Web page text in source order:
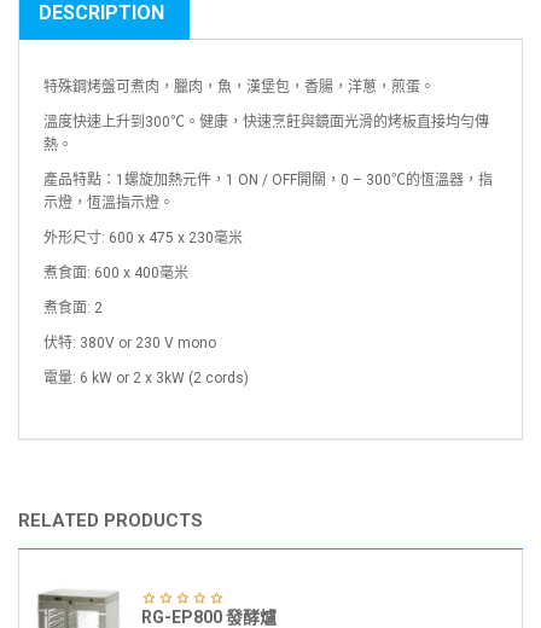
DESCRIPTION
特殊鋼烤盤可煮肉，臘肉，魚，漢堡包，香腸，洋蔥，煎蛋。
溫度快速上升到300℃。健康，快速烹飪與鏡面光滑的烤板直接均勻傳
熱。
產品特點：1螺旋加熱元件，1 ON / OFF開關，0 – 300℃的恆溫器，指
示燈，恆溫指示燈。
外形尺寸: 600 x 475 x 230毫米
煮食面: 600 x 400毫米
煮食面: 2
伏特: 380V or 230 V mono
電量: 6 kW or 2 x 3kW (2 cords)
RELATED PRODUCTS
RG-EP800 發酵爐